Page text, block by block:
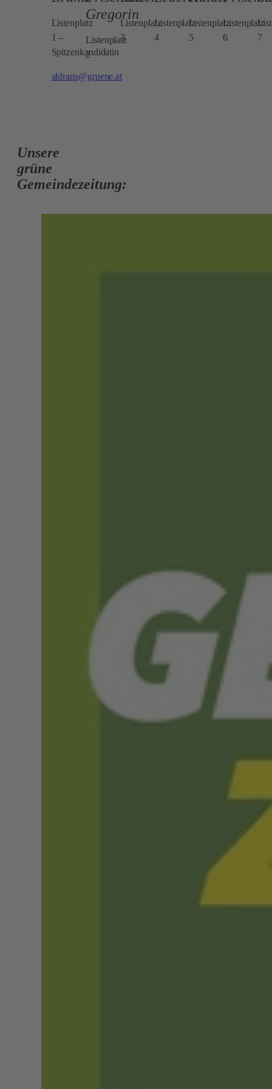
Listenplatz
1 –
Spitzenkandidatin
aldrans@gruene.at
Gregorin
Listenplatz
2
Listenplatz
3
Listenplatz
4
Listenplatz
5
Listenplatz
6
7
Unsere
grüne
Gemeindezeitung: